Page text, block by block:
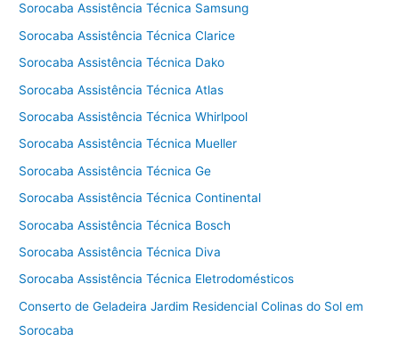
Sorocaba Assistência Técnica Samsung
Sorocaba Assistência Técnica Clarice
Sorocaba Assistência Técnica Dako
Sorocaba Assistência Técnica Atlas
Sorocaba Assistência Técnica Whirlpool
Sorocaba Assistência Técnica Mueller
Sorocaba Assistência Técnica Ge
Sorocaba Assistência Técnica Continental
Sorocaba Assistência Técnica Bosch
Sorocaba Assistência Técnica Diva
Sorocaba Assistência Técnica Eletrodomésticos
Conserto de Geladeira Jardim Residencial Colinas do Sol em
Sorocaba